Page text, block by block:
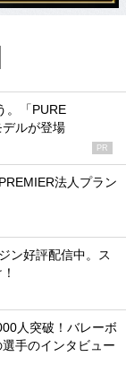
。「PURE
ルが登場
PR
法人プラン
ン好評配信中。ス
人突破！バレーボ
手のインタビュー